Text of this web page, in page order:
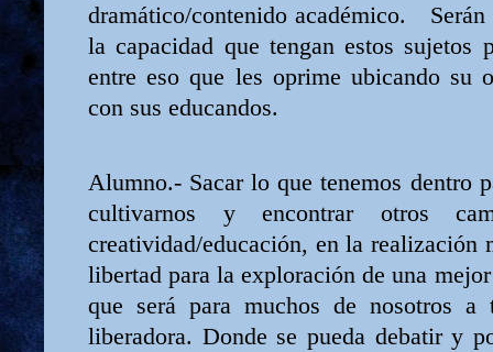
dramático/contenido académico.
la capacidad que tengan estos sujetos
entre eso que les oprime ubicando su
con sus educandos.
Alumno.- Sacar lo que tenemos dentro
cultivarnos y encontrar otros
creatividad/educación, en la realización
libertad para la exploración de una
que será para muchos de nosotros a
liberadora. Donde se pueda debatir y